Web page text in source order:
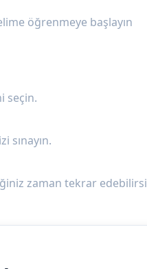
öğrenmeye başlayın
seçin.
sınayın.
zaman tekrar